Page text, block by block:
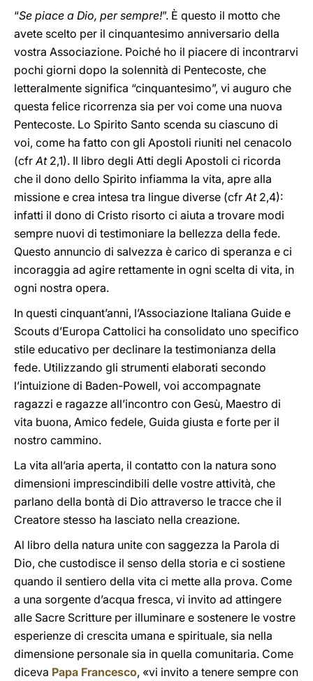
“Se piace a Dio, per sempre!”. È questo il motto che
avete scelto per il cinquantesimo anniversario della
vostra Associazione. Poiché ho il piacere di incontrarvi
pochi giorni dopo la solennità di Pentecoste, che
letteralmente significa “cinquantesimo”, vi auguro che
questa felice ricorrenza sia per voi come una nuova
Pentecoste. Lo Spirito Santo scenda su ciascuno di
voi, come ha fatto con gli Apostoli riuniti nel cenacolo
(cfrAt2,1). Il libro degli Atti degli Apostoli ci ricorda
che il dono dello Spirito infiamma la vita, apre alla
missione e crea intesa tra lingue diverse (cfrAt2,4):
infatti il dono di Cristo risorto ci aiuta a trovare modi
sempre nuovi di testimoniare la bellezza della fede.
Questo annuncio di salvezza è carico di speranza e ci
incoraggia ad agire rettamente in ogni scelta di vita, in
ogni nostra opera.
In questi cinquant’anni, l’Associazione Italiana Guide e
Scouts d’Europa Cattolici ha consolidato uno specifico
stile educativo per declinare la testimonianza della
fede. Utilizzando gli strumenti elaborati secondo
l’intuizione di Baden-Powell, voi accompagnate
ragazzi e ragazze all’incontro con Gesù, Maestro di
vita buona, Amico fedele, Guida giusta e forte per il
nostro cammino.
La vita all’aria aperta, il contatto con la natura sono
dimensioni imprescindibili delle vostre attività, che
parlano della bontà di Dio attraverso le tracce che il
Creatore stesso ha lasciato nella creazione.
Al libro della natura unite con saggezza la Parola di
Dio, che custodisce il senso della storia e ci sostiene
quando il sentiero della vita ci mette alla prova. Come
a una sorgente d’acqua fresca, vi invito ad attingere
alle Sacre Scritture per illuminare e sostenere le vostre
esperienze di crescita umana e spirituale, sia nella
dimensione personale sia in quella comunitaria. Come
diceva Papa Francesco, «vi invito a tenere sempre con